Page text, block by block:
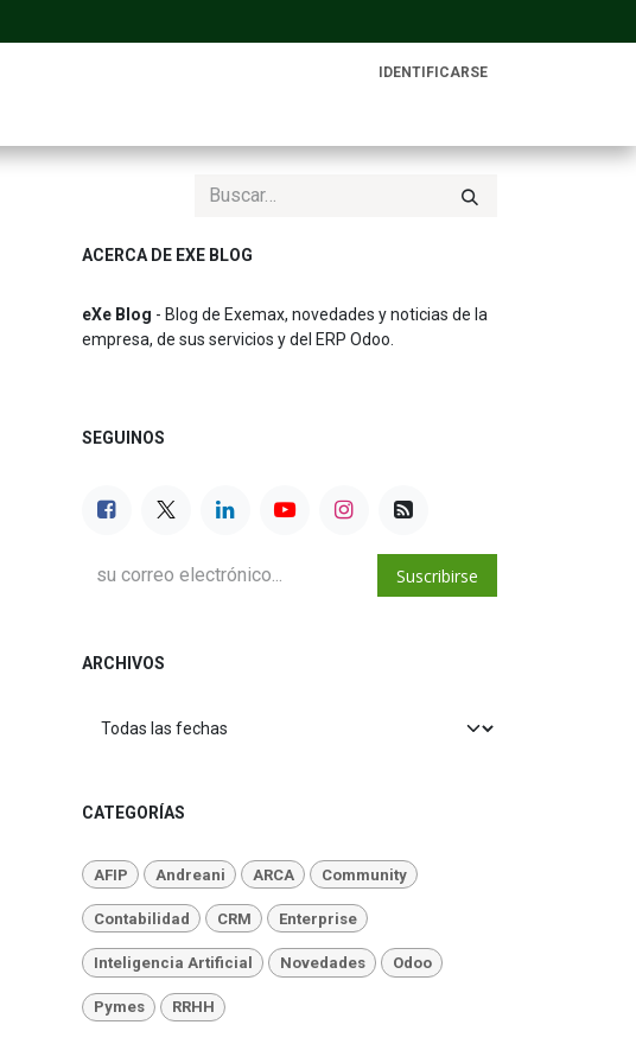
IDENTIFICARSE
ACERCA DE EXE BLOG
eXe Blog - Blog de Exemax, novedades y noticias de la
empresa, de sus servicios y del ERP Odoo.
SEGUINOS
Suscribirse
ARCHIVOS
CATEGORÍAS
AFIP Andreani ARCA Community
Contabilidad CRM Enterprise
Inteligencia Artificial Novedades Odoo
Pymes RRHH